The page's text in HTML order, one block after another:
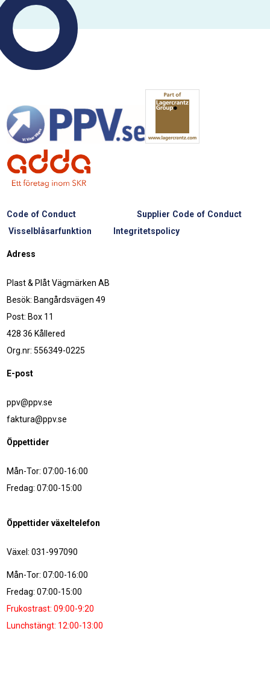
Code of Conduct
Supplier Code of Conduct
Visselblåsarfunktion
Integritetspolicy
Adress
Plast & Plåt Vägmärken AB
Besök: Bangårdsvägen 49
Post: Box 11
428 36 Kållered
Org.nr: 556349-0225
E-post
ppv@ppv.se
faktura@ppv.se
Öppettider
Mån-Tor: 07:00-16:00
Fredag: 07:00-15:00
Öppettider växeltelefon
Växel: 031-997090
Mån-Tor: 07:00-16:00
Fredag: 07:00-15:00
Frukostrast: 09:00-9:20
Lunchstängt: 12:00-13:00